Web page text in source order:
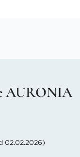
AURONIA
02.02.2026)